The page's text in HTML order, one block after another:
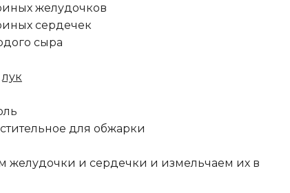
желудочков
сердечек
сыра
лук
для обжарки
желудочки и сердечки и измельчаем их в